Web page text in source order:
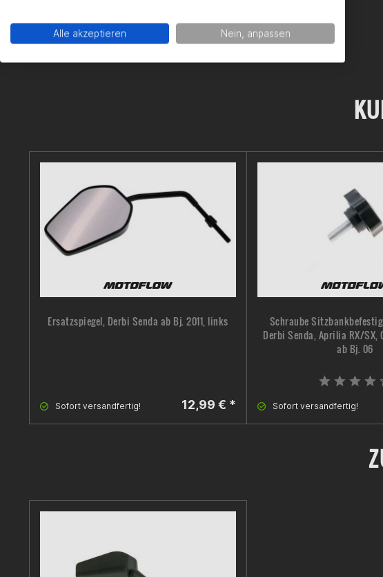
Ersatzspiegel, Derbi Senda ab Bj. 2011, links
Sofort versandfertig! 12,99 € *
Schraube
Derbi Senda, Aprilia RX/SX,
ab Bj. 06
Sofort versandfertig!
Alle akzeptieren Nein, anpassen